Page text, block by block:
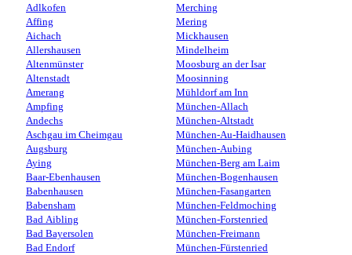
Adlkofen
Affing
Aichach
Allershausen
Altenmünster
Altenstadt
Amerang
Ampfing
Andechs
Aschgau im Cheimgau
Augsburg
Aying
Baar-Ebenhausen
Babenhausen
Babensham
Bad Aibling
Bad Bayersolen
Bad Endorf
Merching
Mering
Mickhausen
Mindelheim
Moosburg an der Isar
Moosinning
Mühldorf am Inn
München-Allach
München-Altstadt
München-Au-Haidhausen
München-Aubing
München-Berg am Laim
München-Bogenhausen
München-Fasangarten
München-Feldmoching
München-Forstenried
München-Freimann
München-Fürstenried